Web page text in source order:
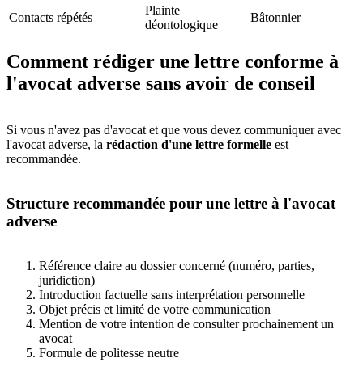
Contacts répétés
Plainte
déontologique
Bâtonnier
Comment rédiger une lettre conforme à
l'avocat adverse sans avoir de conseil
Si vous n'avez pas d'avocat et que vous devez communiquer avec
l'avocat adverse, la rédaction d'une lettre formelle est
recommandée.
Structure recommandée pour une lettre à l'avocat
adverse
Référence claire au dossier concerné (numéro, parties,
juridiction)
Introduction factuelle sans interprétation personnelle
Objet précis et limité de votre communication
Mention de votre intention de consulter prochainement un
avocat
Formule de politesse neutre